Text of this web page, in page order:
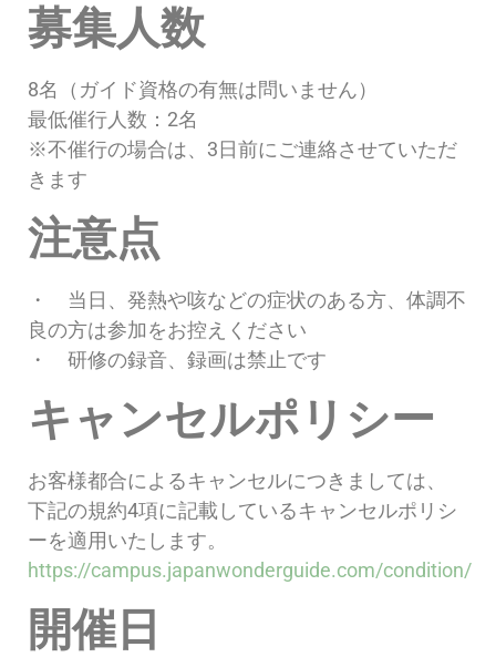
募集人数
8名（ガイド資格の有無は問いません）
最低催行人数：2名
※不催行の場合は、3日前にご連絡させていただ
きます
注意点
・ 当日、発熱や咳などの症状のある方、体調不
良の方は参加をお控えください
・ 研修の録音、録画は禁止です
キャンセルポリシー
お客様都合によるキャンセルにつきましては、
下記の規約4項に記載しているキャンセルポリシ
ーを適用いたします。
https://campus.japanwonderguide.com/condition/
開催日